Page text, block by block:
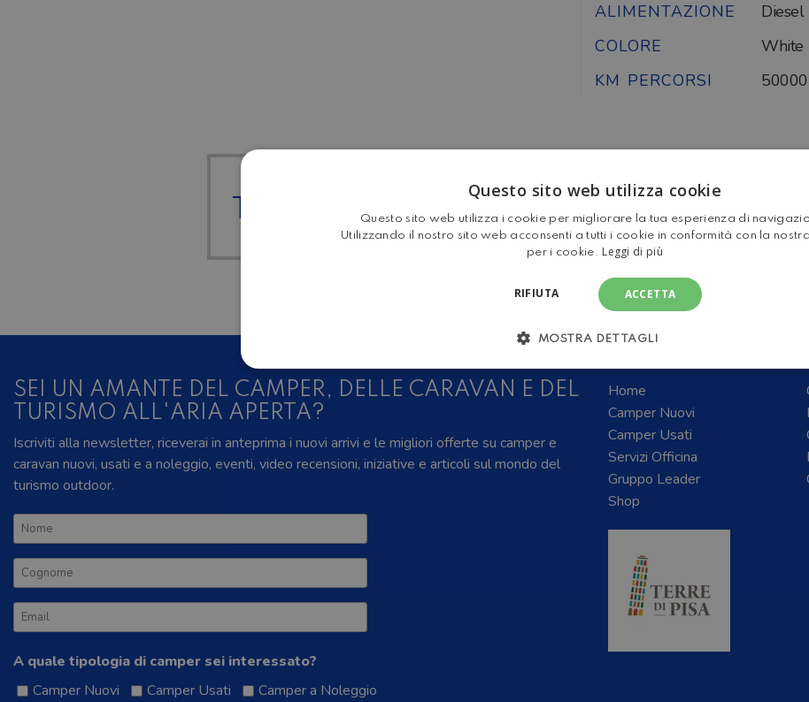
ALIMENTAZIONE
Diesel
COLORE
White
KM PERCORSI
50000
TUTTI I ROLLER TEAM
SEI UN AMANTE DEL CAMPER, DELLE CARAVAN E DEL
TURISMO ALL'ARIA APERTA?
Iscriviti alla newsletter, riceverai in anteprima i nuovi arrivi e le migliori offerte su camper e
caravan nuovi, usati e a noleggio, eventi, video recensioni, iniziative e articoli sul mondo del
turismo outdoor.
A quale tipologia di camper sei interessato?
Camper Nuovi
Camper Usati Camper a Noleggio
Home
Camper Nuovi
Camper Usati
Servizi Officina
Gruppo Leader
Shop
Questo sito web utilizza cookie
Questo sito web utilizza i cookie per migliorare la tua esperienza di
Utilizzando il nostro sito web acconsenti a tutti i cookie in conformità con la
per i cookie.
Leggi di più
ACCETTA
RIFIUTA
MOSTRA DETTAGLI